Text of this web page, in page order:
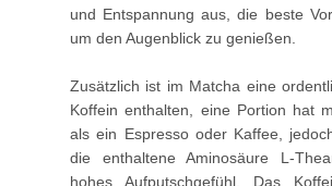
und Entspannung aus, die beste
um den Augenblick zu genießen.
Zusätzlich ist im Matcha eine
Koffein enthalten, eine Portion hat
als ein Espresso oder Kaffee,
die enthaltene Aminosäure L-
hohes Aufputschgefühl. Das